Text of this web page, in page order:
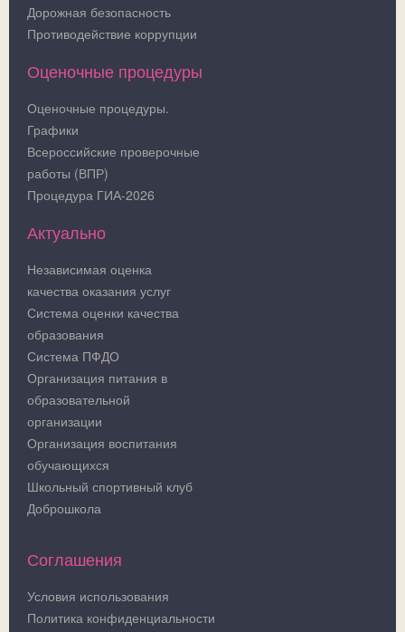
Дорожная безопасность
Противодействие коррупции
Оценочные процедуры
Оценочные процедуры.
Графики
Всероссийские проверочные
работы (ВПР)
Процедура ГИА-2026
Актуально
Независимая оценка
качества оказания услуг
Система оценки качества
образования
Система ПФДО
Организация питания в
образовательной
организации
Организация воспитания
обучающихся
Школьный спортивный клуб
Доброшкола
Соглашения
Условия использования
Политика конфиденциальности